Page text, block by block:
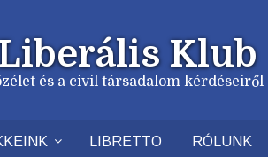
Klub
és a civil társadalom kérdéseiről
LIBRETTO RÓLUNK